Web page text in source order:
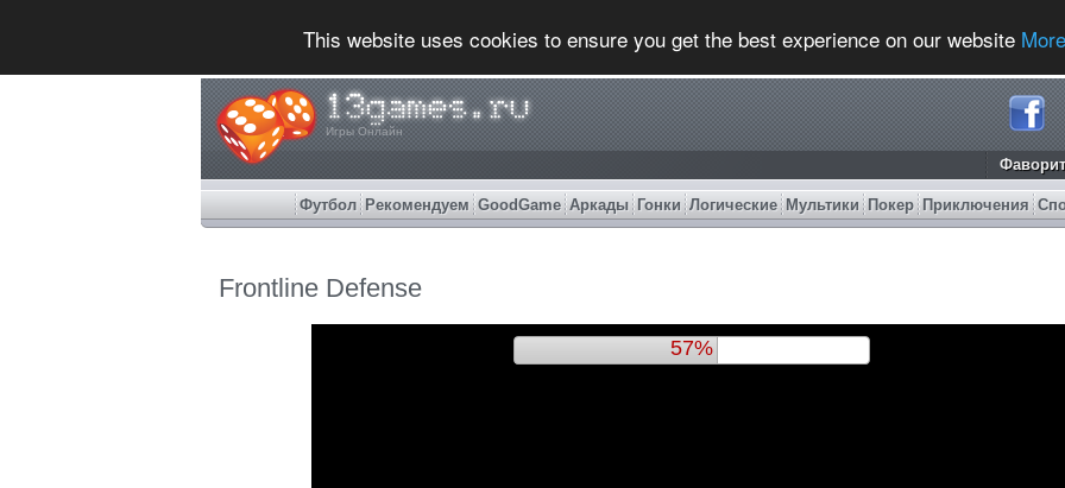
This website uses cookies to ensure you get the best experience on our website
Игры Онлайн
Футбол Рекомендуем GoodGame Аркады Гонки Логические Мультики Покер Приключения
Frontline Defense
61%